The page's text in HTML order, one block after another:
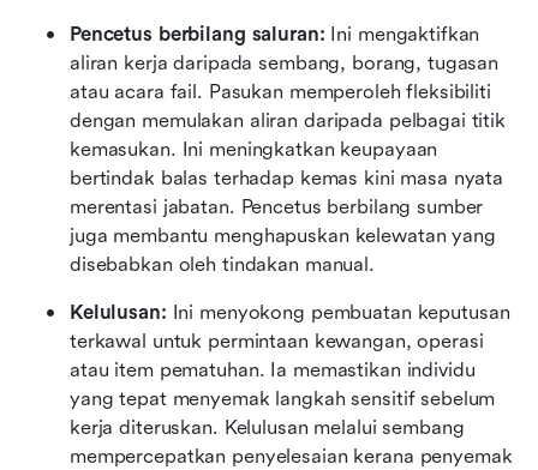
Pencetus berbilang saluran: Ini mengaktifkan
aliran kerja daripada sembang, borang, tugasan
atau acara fail. Pasukan memperoleh fleksibiliti
dengan memulakan aliran daripada pelbagai titik
kemasukan. Ini meningkatkan keupayaan
bertindak balas terhadap kemas kini masa nyata
merentasi jabatan. Pencetus berbilang sumber
juga membantu menghapuskan kelewatan yang
disebabkan oleh tindakan manual.
Kelulusan: Ini menyokong pembuatan keputusan
terkawal untuk permintaan kewangan, operasi
atau item pematuhan. Ia memastikan individu
yang tepat menyemak langkah sensitif sebelum
kerja diteruskan. Kelulusan melalui sembang
mempercepatkan penyelesaian kerana penyemak